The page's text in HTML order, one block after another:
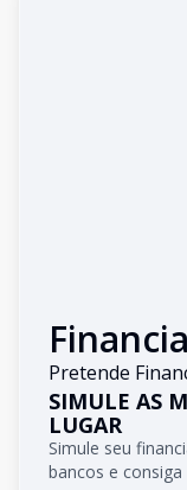
Pretende
SIMULE AS
LUGAR
Simule seu
bancos e